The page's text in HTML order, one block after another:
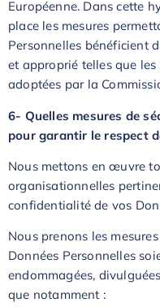
Européenne. Dans cette
place les mesures
Personnelles bénéficient
et approprié telles que
adoptées par la
6- Quelles mesures de
pour garantir le respect
Nous mettons en œuvre
organisationnelles
confidentialité de vos
Nous prenons les
Données Personnelles
endommagées,
que notamment :